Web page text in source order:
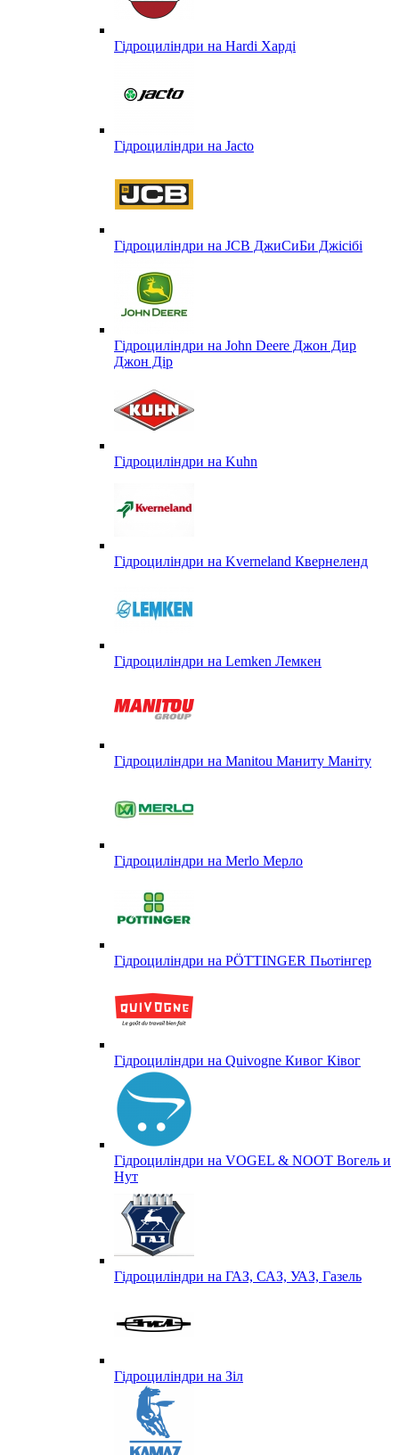
Гідроциліндри на Hardi Харді
Гідроциліндри на Jacto
Гідроциліндри на JCB ДжиСиБи Джісібі
Гідроциліндри на John Deere Джон Дир
Джон Дір
Гідроциліндри на Kuhn
Гідроциліндри на Kverneland Квернеленд
Гідроциліндри на Lemken Лемкен
Гідроциліндри на Manitou Маниту Маніту
Гідроциліндри на Merlo Мерло
Гідроциліндри на PÖTTINGER Пьотінгер
Гідроциліндри на Quivogne Кивог Ківог
Гідроциліндри на VOGEL & NOOT Вогель и
Нут
Гідроциліндри на ГАЗ, САЗ, УАЗ, Газель
Гідроциліндри на Зіл